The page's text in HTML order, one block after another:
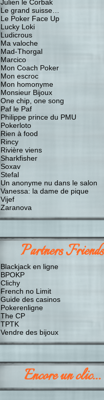
Julien le Corbak
Le grand suisse…
Le Poker Face Up
Lucky Loki
Ludicrous
Ma valoche
Mad-Thorgal
Marcico
Mon Coach Poker
Mon escroc
Mon homonyme
Monsieur Bijoux
One chip, one song
Paf le Paf
Philippe prince du PMU
Pokerloto
Rien à food
Rincy
Rivière viens
Sharkfisher
Soxav
Stefal
Un anonyme nu dans le salon
Vanessa: la dame de pique
Vijef
Zaranova
Partners Friends
Blackjack en ligne
BPOKP
Clichy
French no Limit
Guide des casinos
Pokerenligne
The CP
TPTK
Vendre des bijoux
Encore un clic…